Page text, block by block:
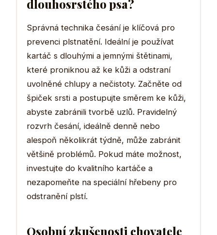
dlouhosrstého psa?
Správná technika česání je klíčová pro
prevenci plstnatění. Ideální je používat
kartáč s dlouhými a jemnými štětinami,
které proniknou až ke kůži a odstraní
uvolněné chlupy a nečistoty. Začněte od
špiček srsti a postupujte směrem ke kůži,
abyste zabránili tvorbě uzlů. Pravidelný
rozvrh česání, ideálně denně nebo
alespoň několikrát týdně, může zabránit
většině problémů. Pokud máte možnost,
investujte do kvalitního kartáče a
nezapomeňte na speciální hřebeny pro
odstranění plstí.
Osobní zkušenosti chovatele